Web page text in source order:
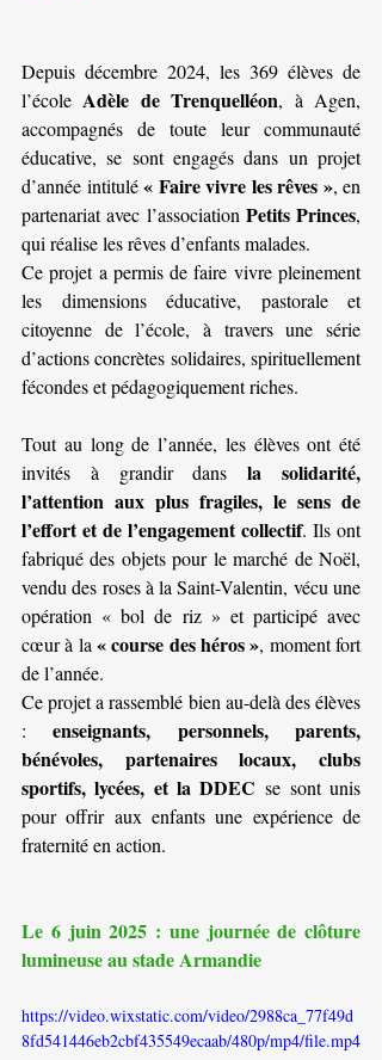
Depuis décembre 2024, les 369 élèves de
l’école Adèle de Trenquelléon, à Agen,
accompagnés de toute leur communauté
éducative, se sont engagés dans un projet
d’année intitulé « Faire vivre les rêves », en
partenariat avec l’association Petits Princes,
qui réalise les rêves d’enfants malades.
Ce projet a permis de faire vivre pleinement
les dimensions éducative, pastorale et
citoyenne de l’école, à travers une série
d’actions concrètes solidaires, spirituellement
fécondes et pédagogiquement riches.
Tout au long de l’année, les élèves ont été
invités à grandir dans la solidarité,
l’attention aux plus fragiles, le sens de
l’effort et de l’engagement collectif. Ils ont
fabriqué des objets pour le marché de Noël,
vendu des roses à la Saint-Valentin, vécu une
opération « bol de riz » et participé avec
cœur à la « course des héros », moment fort
de l’année.
Ce projet a rassemblé bien au-delà des élèves
: enseignants, personnels, parents,
bénévoles, partenaires locaux, clubs
sportifs, lycées, et la DDEC se sont unis
pour offrir aux enfants une expérience de
fraternité en action.
Le 6 juin 2025 : une journée de clôture
lumineuse au stade Armandie
https://video.wixstatic.com/video/2988ca_77f49d
8fd541446eb2cbf435549ecaab/480p/mp4/file.mp4